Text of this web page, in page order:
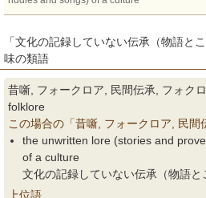
「文化の記録していない伝承（物語と
味の類語
昔噺, フォークロア, 民間伝承, フォク
folklore
この場合の「昔噺, フォークロア, 民間
the unwritten lore (stories and
of a culture
文化の記録していない伝承（物語と
上位語